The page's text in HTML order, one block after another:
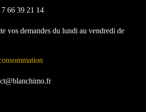
66 39 21 14
vos demandes du lundi au vendredi de